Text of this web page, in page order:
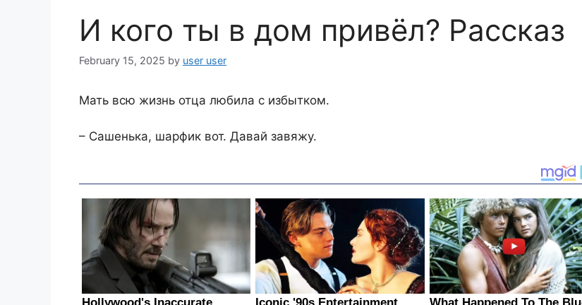
И кого ты в дом привёл? Рассказ
February 15, 2025 by user user
Мать всю жизнь отца любила с избытком.
– Сашенька, шарфик вот. Давай завяжу.